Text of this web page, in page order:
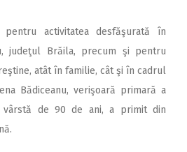
activitatea desfăşurată în
judeţul Brăila, precum şi pentru
atât în familie, cât şi în cadrul
Bădiceanu, verişoară primară a
vârstă de 90 de ani, a primit din